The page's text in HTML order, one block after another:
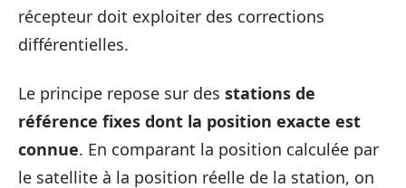
récepteur doit exploiter des corrections
différentielles.
Le principe repose sur des stations de
référence fixes dont la position exacte est
connue. En comparant la position calculée par
le satellite à la position réelle de la station, on